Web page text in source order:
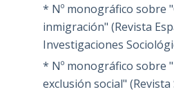
* Nº monográfico sobre
inmigración" (Revista
Investigaciones
* Nº monográfico sobre
exclusión social" (Revista